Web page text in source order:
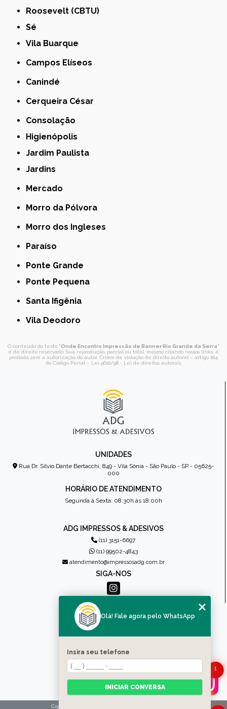
Roosevelt (CBTU)
Sé
Vila Buarque
Campos Elíseos
Canindé
Cerqueira César
Consolação
Higienópolis
Jardim Paulista
Jardins
Mercado
Morro da Pólvora
Morro dos Ingleses
Paraíso
Ponte Grande
Ponte Pequena
Santa Ifigênia
Vila Deodoro
O conteúdo do texto "Onde Encontro Impressão de Banner Rio Grande da Serra"
é de direito reservado. Sua reprodução, parcial ou total, mesmo citando nossos links, é
proibida sem a autorização do autor. Crime de violação de direito autoral – artigo 184
do Código Penal – Lei 9610/98 - Lei de direitos autorais.
UNIDADES
Rua Dr. Sílvio Dante Bertacchi, 849 - Vila Sônia - São Paulo - SP - 05625-
000
HORÁRIO DE ATENDIMENTO
Segunda à Sexta: 08:30h às 18:00h
ADG IMPRESSOS & ADESIVOS
(11) 3151-6697
(11) 99502-4843
atendimento@impressosadg.com.br
SIGA-NOS
MENU
QUEM SOMOS
PRODUTOS
CONTATO
CATEGORIAS
MAPA DO SITE
Copyright © Impressos ADG. (Lei 9610 de 19/02/1998)
1
Olá! Fale agora pelo WhatsApp
Insira seu telefone
INICIAR CONVERSA